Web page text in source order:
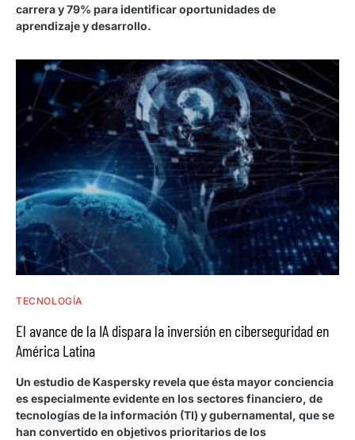
carrera y 79% para identificar oportunidades de
aprendizaje y desarrollo.
TECNOLOGÍA
El avance de la IA dispara la inversión en ciberseguridad en
América Latina
Un estudio de Kaspersky revela que ésta mayor conciencia
es especialmente evidente en los sectores financiero, de
tecnologías de la información (TI) y gubernamental, que se
han convertido en objetivos prioritarios de los